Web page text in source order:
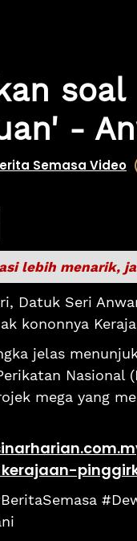
-
Semasa Video
lebih menarik,
Datuk Seri
kononnya
jelas
Nasional
mega yang